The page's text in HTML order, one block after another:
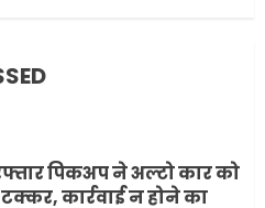
पिकअप ने अल्टो कार को
टक्कर, कार्रवाई न होने का